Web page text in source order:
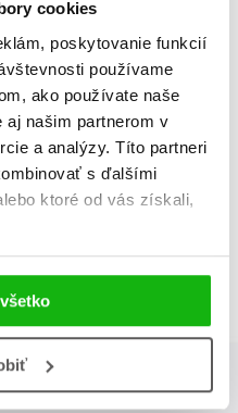
cookies
poskytovanie funkcií
používame
ako používate naše
aj našim partnerom v
a analýzy. Títo partneri
s ďalšími
ktoré od vás získali,
1